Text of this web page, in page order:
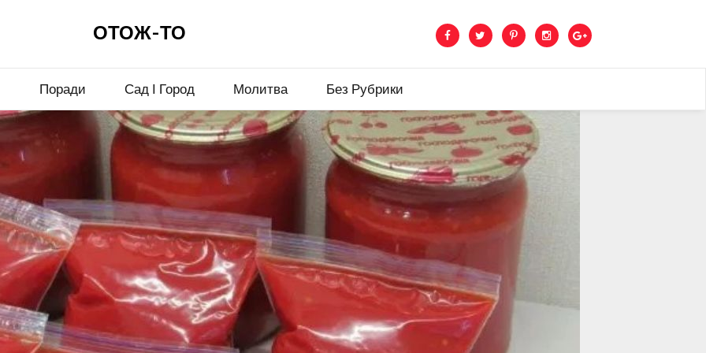
ОТОЖ-ТО
Поради Сад І Город Молитва Без Рубрики